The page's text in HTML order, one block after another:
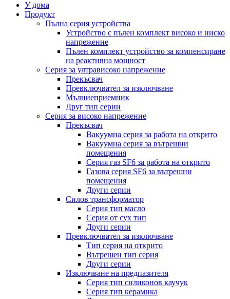
У дома
Продукт
Пълна серия устройства
Устройство с пълен комплект високо и ниско
напрежение
Пълен комплект устройство за компенсиране
на реактивна мощност
Серия за ултрависоко напрежение
Прекъсвач
Превключвател за изключване
Мълниеприемник
Друг тип серии
Серия за високо напрежение
Прекъсвач
Вакуумна серия за работа на открито
Вакуумна серия за вътрешни
помещения
Серия газ SF6 за работа на открито
Газова серия SF6 за вътрешни
помещения
Други серии
Силов трансформатор
Серия тип масло
Серия от сух тип
Други серии
Превключвател за изключване
Тип серия на открито
Вътрешен тип серия
Други серии
Изключване на предпазителя
Серия тип силиконов каучук
Серия тип керамика